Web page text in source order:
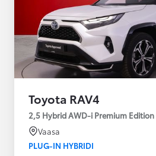
Toyota RAV4
2,5 Hybrid AWD-i Premium Edition
Vaasa
PLUG-IN HYBRIDI